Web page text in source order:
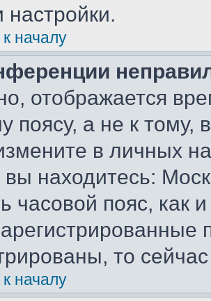
настройки.
началу
отображается
поясу, а не к тому,
в личных
вы находитесь:
часовой пояс, как
то
началу